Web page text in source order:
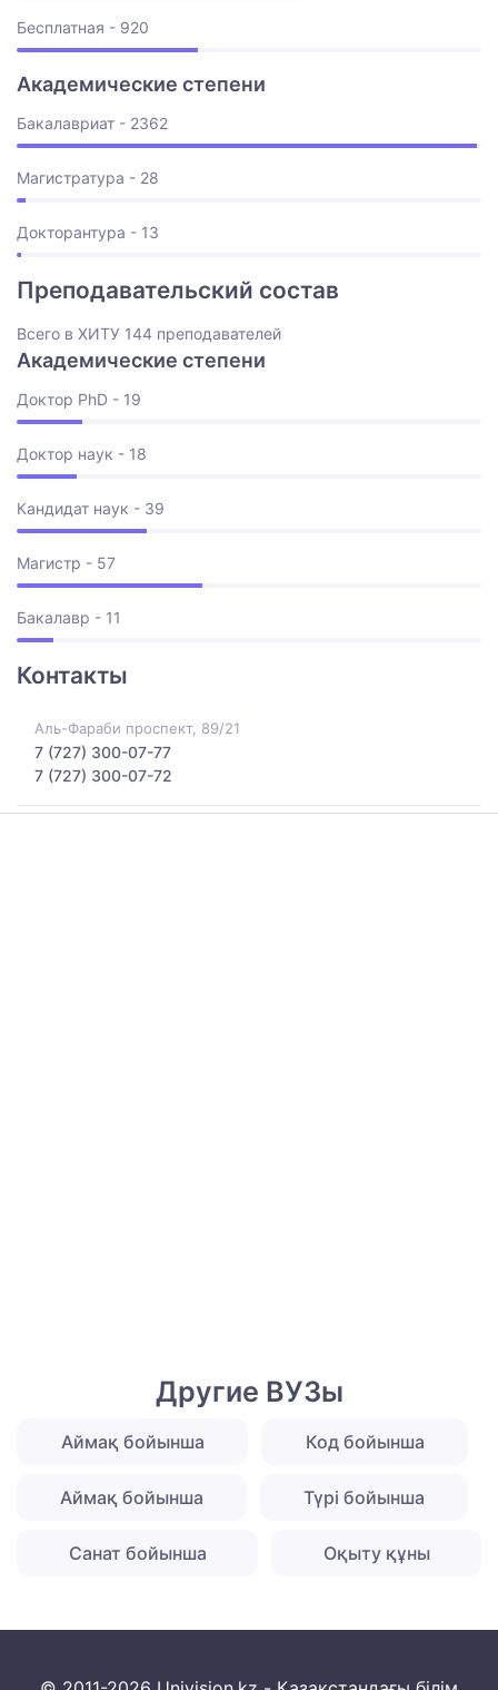
Бесплатная - 920
Академические степени
Бакалавриат - 2362
Магистратура - 28
Докторантура - 13
Преподавательский состав
Всего в ХИТУ 144 преподавателей
Академические степени
Доктор PhD - 19
Доктор наук - 18
Кандидат наук - 39
Магистр - 57
Бакалавр - 11
Контакты
Аль-Фараби проспект, 89/21
7 (727) 300-07-77
7 (727) 300-07-72
Другие ВУЗы
Аймақ бойынша Код бойынша
Аймақ бойынша Түрі бойынша
Санат бойынша Оқыту құны